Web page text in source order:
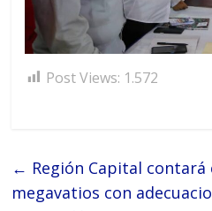
Post Views: 1.572
← Región Capital
megavatios con